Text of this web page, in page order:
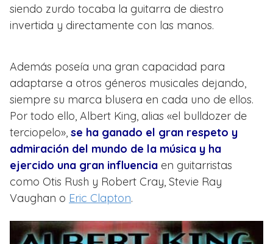
siendo zurdo tocaba la guitarra de diestro
invertida y directamente con las manos.
Además poseía una gran capacidad para
adaptarse a otros géneros musicales dejando,
siempre su marca blusera en cada uno de ellos.
Por todo ello, Albert King, alias «el bulldozer de
terciopelo», se ha ganado el gran respeto y
admiración del mundo de la música y ha
ejercido una gran influencia en guitarristas
como Otis Rush y Robert Cray, Stevie Ray
Vaughan o Eric Clapton.